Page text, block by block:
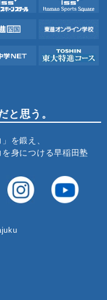
と思う。
」を鍛え、
を身につける早稲田塾